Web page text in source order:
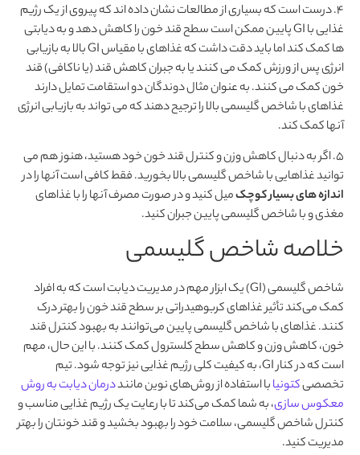
4. درست است که بسیاری از مطالعات نشان داده اند که پیروی از یک رژیم
غذایی با GI پایین ممکن است سطح قند خون را کاهش دهد و به دیابتی
ها کمک کند اما باید دقت داشت که غذاهای با مقیاس GI بالا به بازیابی
انرژی پس از ورزش کمک می کنند یا به جبران کاهش قند (یا ناکافی) قند
خون کمک می کنند. به عنوان مثال دوندگان دو استقامت تمایل دارند
غذاهای با شاخص گلیسمی بالا را ترجیح دهند که می تواند به بازیابی انرژی
آنها کمک کند.
5. اگر به دنبال کاهش وزن و کنترل قند خون خود هستید، هنوز هم می
توانید غذاهایی با شاخص گلیسمی بالا بخورید. فقط کافی است آنها را در
اندازه های بسیار کوچکمیل کنید و در صورت مصرف آنها را با غذاهای
مغذی و با شاخص گلیسمی پایین جبران کنید.
خلاصه شاخص گلیسمی
شاخص گلیسمی (GI) یک ابزار مهم در مدیریت دیابت است که به افراد
کمک می‌کند تأثیر غذاهای کربوهیدراتی بر سطح قند خون را بهتر درک
کنند. غذاهای با شاخص گلیسمی پایین می‌توانند به بهبود کنترل قند
خون، کاهش وزن و کاهش سطح کلسترول کمک کنند. با این حال، مهم
است که در کنار GI، به کیفیت کلی رژیم غذایی نیز توجه شود. تیم
تخصصیکتونیابا استفاده از روش‌های نوین ماننددرمان دیابت به روش
معکوس سازی، به شما کمک می‌کند تا با رعایت یک رژیم غذایی مناسب و
کنترل شاخص گلیسمی، سلامت خود را بهبود بخشید و قند خونتان را بهتر
مدیریت کنید.